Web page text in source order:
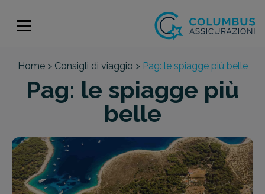
Home > Consigli di viaggio > Pag: le spiagge più belle
Pag: le spiagge più
belle